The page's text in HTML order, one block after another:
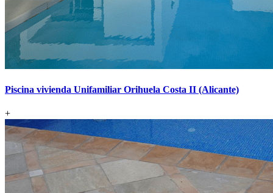
Piscina vivienda Unifamiliar Orihuela Costa II (Alicante)
+